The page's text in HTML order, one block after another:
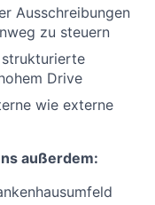
Ausschreibungen
zu steuern
strukturierte
Drive
wie externe
außerdem: